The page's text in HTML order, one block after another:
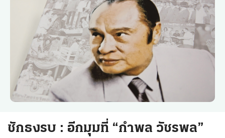
ชักธงรบ : อีกมุมที่ “กำพล วัชรพล”